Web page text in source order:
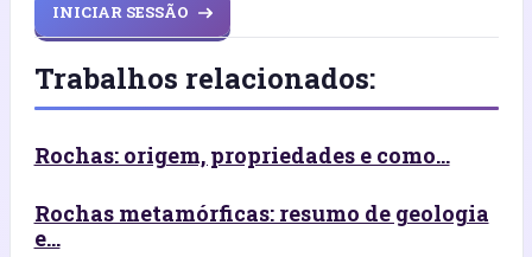
INICIAR SESSÃO
Trabalhos relacionados:
Rochas: origem, propriedades e como...
Rochas metamórficas: resumo de geologia
e...